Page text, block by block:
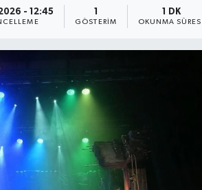
- 12:45 1
GÖSTERIM
1 DK
OKUNMA SÜRESI